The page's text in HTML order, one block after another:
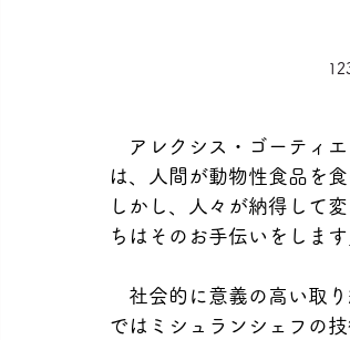
アレクシス・ゴーティエ
は、人間が動物性食品を
しかし、人々が納得して
ちはそのお手伝いをしま
社会的に意義の高い取り
ではミシュランシェフの